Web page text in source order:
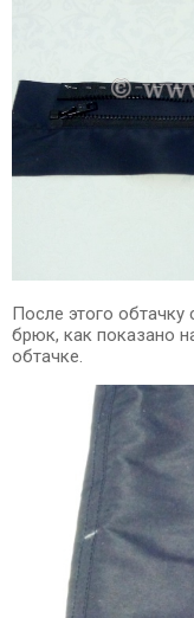
После этого обтачку
брюк, как показано
обтачке.